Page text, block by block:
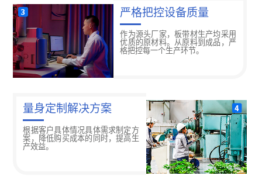
严格把控设备质量
作为源头厂家，板带材生产均采用
优质的原材料。从原料到成品，严
格把控每一个生产环节。
量身定制解决方案
根据客户具体情况具体需求制定方
案，降低购买成本的同时，提高生
产效益。